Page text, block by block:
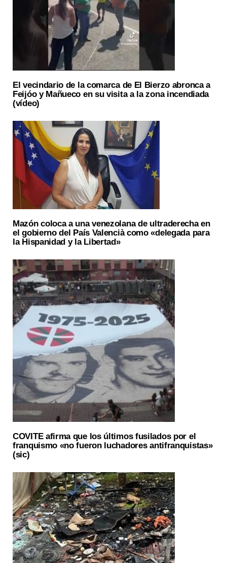
El vecindario de la comarca de El Bierzo abronca a
Feijóo y Mañueco en su visita a la zona incendiada
(vídeo)
Mazón coloca a una venezolana de ultraderecha en
el gobierno del País Valencià como «delegada para
la Hispanidad y la Libertad»
COVITE afirma que los últimos fusilados por el
franquismo «no fueron luchadores antifranquistas»
(sic)